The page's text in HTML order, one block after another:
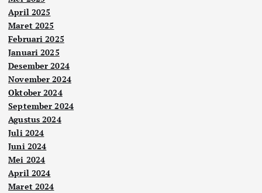
April 2025
Maret 2025
Februari 2025
Januari 2025
Desember 2024
November 2024
Oktober 2024
September 2024
Agustus 2024
Juli 2024
Juni 2024
Mei 2024
April 2024
Maret 2024